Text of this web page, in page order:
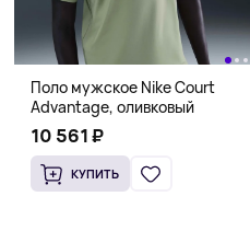
Поло мужское Nike Court
Advantage, оливковый
10 561 ₽
КУПИТЬ